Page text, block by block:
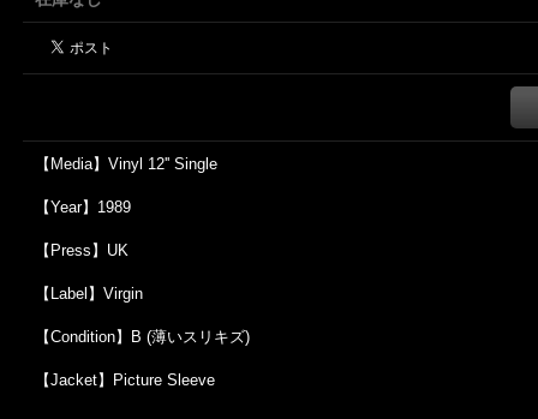
【Media】Vinyl 12'' Single
【Year】1989
【Press】UK
【Label】Virgin
【Condition】B (薄いスリキズ)
【Jacket】Picture Sleeve